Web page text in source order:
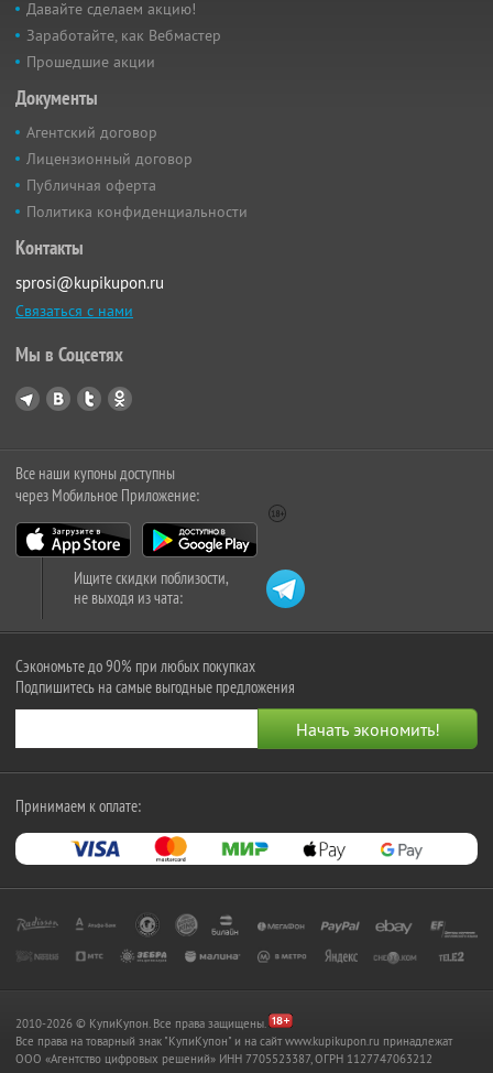
Давайте сделаем акцию!
Заработайте, как Вебмастер
Прошедшие акции
Документы
Агентский договор
Лицензионный договор
Публичная оферта
Политика конфиденциальности
Контакты
sprosi@kupikupon.ru
Связаться с нами
Мы в Соцсетях
Все наши купоны доступны
через Мобильное Приложение:
Ищите скидки поблизости,
не выходя из чата:
Сэкономьте до 90% при любых покупках
Подпишитесь на самые выгодные предложения
Принимаем к оплате:
2010-2026 © КупиКупон. Все права защищены.
Все права на товарный знак "КупиКупон" и на сайт www.kupikupon.ru принадлежат
OOO «Агентство цифровых решений» ИНН 7705523387, ОГРН 1127747063212